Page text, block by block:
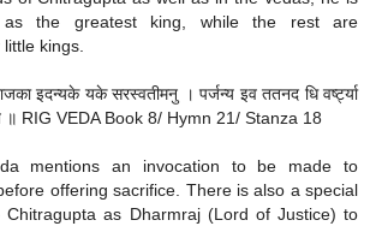
the greatest king, while the rest are
kings.
इदन्यके यके सरस्वतीमनु । पर्जन्य इव ततनद धि वर्ष्ट्या
॥ RIG VEDA Book 8/ Hymn 21/ Stanza 18
mentions an invocation to be made to
offering sacrifice. There is also a special
Chitragupta as Dharmraj (Lord of Justice) to